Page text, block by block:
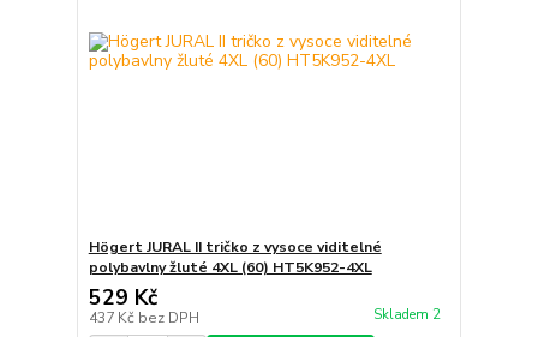
Högert JURAL II tričko z vysoce viditelné
polybavlny žluté 4XL (60) HT5K952-4XL
529 Kč
437 Kč bez DPH Skladem 2